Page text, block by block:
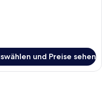
und Preise sehen